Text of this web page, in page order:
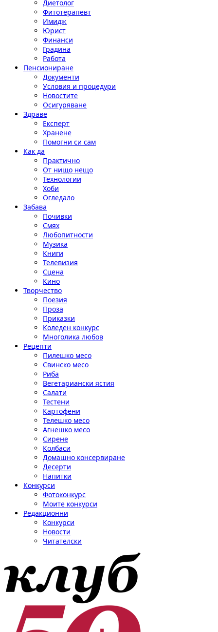
Диетолог
Фитотерапевт
Имидж
Юрист
Финанси
Градина
Работа
Пенсиониране
Документи
Условия и процедури
Новостите
Осигуряване
Здраве
Експерт
Хранене
Помогни си сам
Как да
Практично
От нищо нещо
Технологии
Хоби
Огледало
Забава
Почивки
Смях
Любопитности
Музика
Книги
Телевизия
Сцена
Кино
Творчество
Поезия
Проза
Приказки
Коледен конкурс
Многолика любов
Рецепти
Пилешко месо
Свинско месо
Риба
Вегетариански ястия
Салати
Тестени
Картофени
Телешко месо
Агнешко месо
Сирене
Колбаси
Домашно консервиране
Десерти
Напитки
Конкурси
Фотоконкурс
Моите конкурси
Редакционни
Конкурси
Новости
Читателски